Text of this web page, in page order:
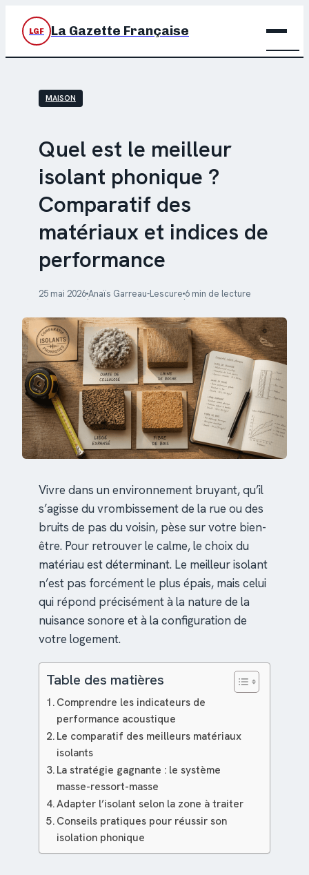
LGF La Gazette Française
MAISON
Quel est le meilleur
isolant phonique ?
Comparatif des
matériaux et indices de
performance
25 mai 2026·Anaïs Garreau-Lescure·6 min de lecture
Vivre dans un environnement bruyant, qu’il
s’agisse du vrombissement de la rue ou des
bruits de pas du voisin, pèse sur votre bien-
être. Pour retrouver le calme, le choix du
matériau est déterminant. Le meilleur isolant
n’est pas forcément le plus épais, mais celui
qui répond précisément à la nature de la
nuisance sonore et à la configuration de
votre logement.
Table des matières
Comprendre les indicateurs de
performance acoustique
Le comparatif des meilleurs matériaux
isolants
La stratégie gagnante : le système
masse-ressort-masse
Adapter l’isolant selon la zone à traiter
Conseils pratiques pour réussir son
isolation phonique